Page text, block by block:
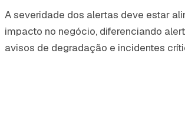
A severidade dos alertas deve estar
impacto no negócio, diferenciando
avisos de degradação e incidentes